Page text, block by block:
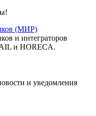
(МИР)
и интеграторов
и HORECA.
и уведомления